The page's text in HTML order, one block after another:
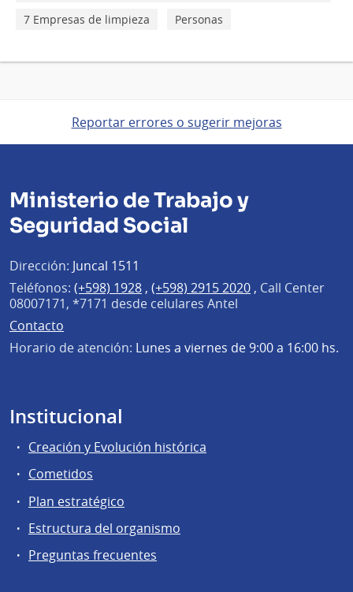
7 Empresas de limpieza
Personas
Reportar errores o sugerir mejoras
Ministerio de Trabajo y
Seguridad Social
Dirección: Juncal 1511
Teléfonos: (+598) 1928 , (+598) 2915 2020 , Call Center
08007171, *7171 desde celulares Antel
Contacto
Horario de atención: Lunes a viernes de 9:00 a 16:00 hs.
Institucional
Creación y Evolución histórica
Cometidos
Plan estratégico
Estructura del organismo
Preguntas frecuentes